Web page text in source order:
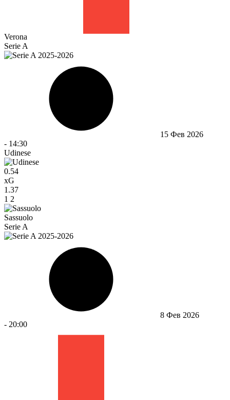
Verona
Serie A
15 Фев 2026
- 14:30
Udinese
0.54
xG
1.37
1 2
Sassuolo
Serie A
8 Фев 2026
- 20:00